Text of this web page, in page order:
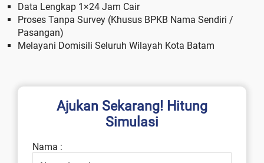
Data Lengkap 1×24 Jam Cair
Proses Tanpa Survey (Khusus BPKB Nama Sendiri /
Pasangan)
Melayani Domisili Seluruh Wilayah Kota Batam
Ajukan Sekarang! Hitung
Simulasi
Nama :